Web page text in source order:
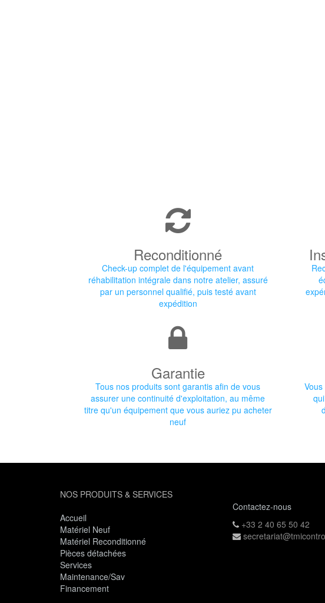
Reconditionné
Check-up complet de l'équipement avant
réhabilitation intégrale dans notre atelier, assuré
par un personnel qualifié, puis testé avant
expédition
Garantie
Tous nos produits sont garantis afin de vous
assurer une continuité d'exploitation, au même
titre qu'un équipement que vous auriez pu acheter
neuf
NOS PRODUITS & SERVICES
Accueil
Matériel Neuf
Matériel Reconditionné
Pièces détachées
Services
Maintenance/Sav
Financement
Contactez-nous
+33 2 40 65 50 42